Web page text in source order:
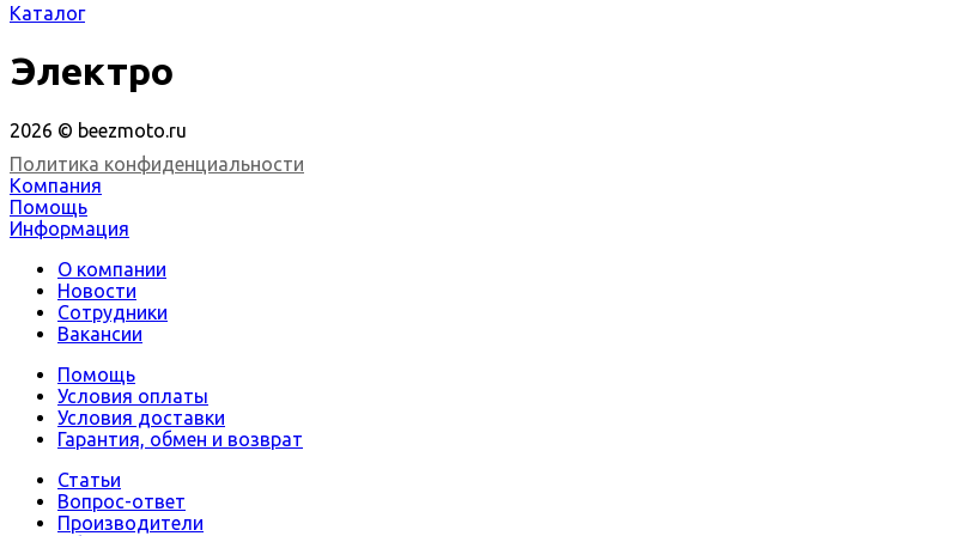
Каталог
Электро
2026 © beezmoto.ru
Политика конфиденциальности
Компания
Помощь
Информация
О компании
Новости
Сотрудники
Вакансии
Помощь
Условия оплаты
Условия доставки
Гарантия, обмен и возврат
Статьи
Вопрос-ответ
Производители